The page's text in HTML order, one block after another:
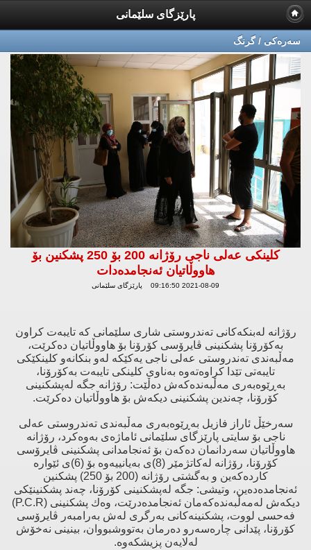
پارێزگای سلێمانی
سه‌ره‌كی / گرنگ
كلینكی عەلی ناجی رۆژانە 200 بۆ 250 پشكنین بۆ
هاووڵاتیان ئەنجامدەدات
2021-08-09 09:16:50 پارێزگای سلێمانی
رۆژانە لەبنكەكانی تەندروستی شاری سلێمانی كە تایبەت كراون
بەكۆرۆنا پشكنینی ڤایرۆسی كۆرۆنا بۆ هاووڵاتیان دەكرێت،
مەڵبەندی تەندروستی عەلی ناجی یەكێكە لەو بنكانەو كلینكێكی
تایبەتی تێدا كراوەتەوە بەناوی كلینكی تایبەت بەكۆرۆنا،
بەڕێوەبەری مەڵبەندەكەش دەڵێت: رۆژانە جگە لەپشكنینی
كۆرۆنا، چەندین پشكنینی دیكەش بۆ هاووڵاتیان دەكرێت.
سەرخێڵ ئاراز فازیل بەڕێوەبەری مەڵبەندی تەندروستی عەلی
ناجی بۆ سایتی پارێزگای سلێمانی ئاماژەی بەوەكرد، رۆژانە
هاووڵاتیان سەردانمان دەكەن بۆ ئەنجامدانی پشكنینی ڤایرۆسی
كۆرۆنا، رۆژانە لەكاتژمێر (8)ی بەیانییەوە بۆ (6)ی ئێوارە
كاردەكەین و بەگشتی رۆژانە (200 بۆ 250) پشكنین
ئەنجامدەدەین، وتیشی: جگە لەپشكنینی كۆرۆنا، چەند پشكنینێكی
دیكەش لەمەڵبەندەكەمان ئەنجامدەدرێت، وەك پشكنینی (P.C.R)
فەحسی لووت، پشكنینەكانی بەرگری لەش بەرامبەر ڤایرۆسی
كۆرۆنا، پێدانی چارەسەرو دەرمان بەتووشبووان، بینینی نەخۆش
لەلایەن پزیشكەوە.